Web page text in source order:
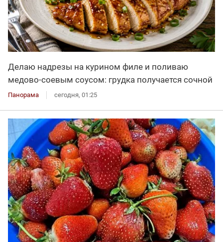
Делаю надрезы на курином филе и поливаю
медово-соевым соусом: грудка получается сочной
Панорама сегодня, 01:25